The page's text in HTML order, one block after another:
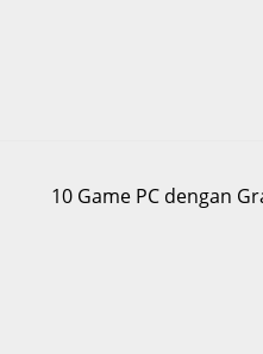
10 Game PC dengan